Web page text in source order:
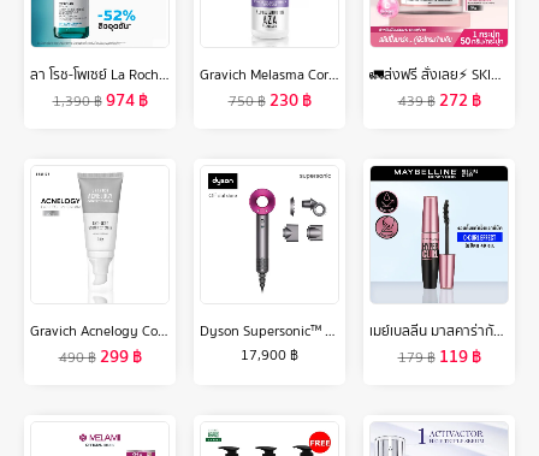
ลา โรช-โพเซย์ La Roche-Posay EFFACLAR SERUM สลายสิวอุดตันที่ต้นตอ 30ml.(เซรั่มบำรุงผิวหน้า เซรั่มช่วยลดปัญหาสิว)
1,390฿974฿
Gravich Melasma Corrective Serum 30 ml
750฿230฿
🚛ส่งฟรี สั่งเลย⚡ SKINMIDE MSH NIACINAMIDE BRIGHTENING SLEEPING MASK 50g สลีปปิ้งมาส์ค กู้ผิวโกลว์ อมชมพู บูสต์ผิวใสชั่วข้ามคืน
439฿272฿
Gravich Acnelogy Corrective Cream 50 g
490฿299฿
Dyson Supersonic™ hair dryer HD15 (Iron/Fuchsia) ไดร์เป่าผม ไดสัน สีชมพู
17,900 ฿
เมย์เบลลีน มาสคาร่ากันน้ำ เดอะ ไฮเปอร์เคิร์ล 9.2 มล.MAYBELLINE THE HYPERCURL WATERPROOF MASCARA 9.2 ml(เครื่องสำอาง, มาสคาร่า, มาสคาร่ากันน้ำ)
179฿ 119฿